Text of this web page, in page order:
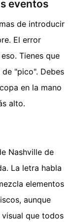
eventos
de introducir
El error
Tienes que
"pico". Debes
en la mano
alto.
Nashville de
La letra habla
elementos
aunque
que todos